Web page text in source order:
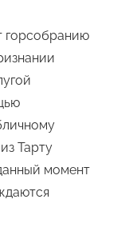
горсобранию
Тарту
момент